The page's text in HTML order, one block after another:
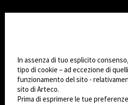
Dark Mode
© 2026Arteco srl - Società
e coordinamento di
In assenza di tuo esplicito
tipo di cookie – ad eccezione di
funzionamento del sito -
sito di Arteco.
Prima di esprimere le tue